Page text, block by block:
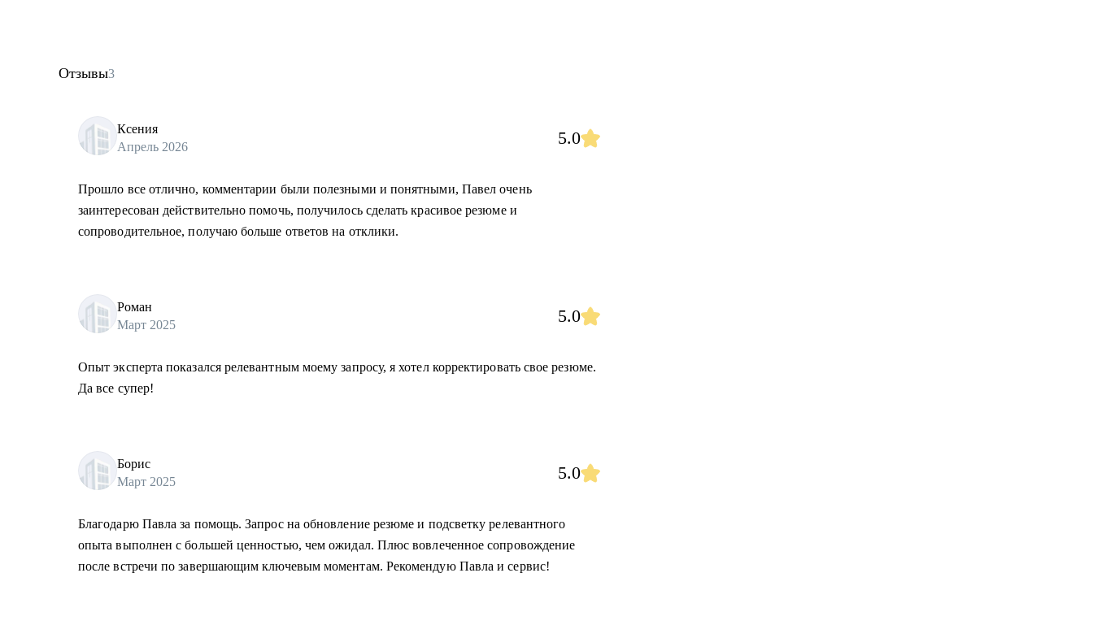
Отзывы3
Ксения
Апрель 2026
5.0
Прошло все отлично, комментарии были полезными и понятными, Павел очень
заинтересован действительно помочь, получилось сделать красивое резюме и
сопроводительное, получаю больше ответов на отклики.
Роман
Март 2025
5.0
Опыт эксперта показался релевантным моему запросу, я хотел корректировать свое резюме.
Да все супер!
Борис
Март 2025
5.0
Благодарю Павла за помощь. Запрос на обновление резюме и подсветку релевантного
опыта выполнен с большей ценностью, чем ожидал. Плюс вовлеченное сопровождение
после встречи по завершающим ключевым моментам. Рекомендую Павла и сервис!